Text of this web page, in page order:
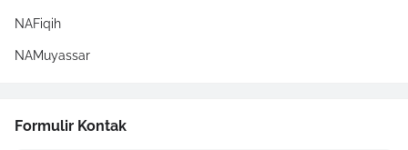
NAFiqih
NAMuyassar
Formulir Kontak